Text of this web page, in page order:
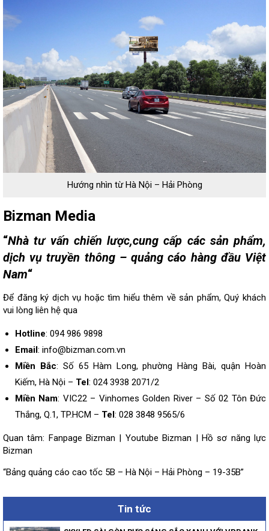
Hướng nhìn từ Hà Nội – Hải Phòng
Bizman Media
“Nhà tư vấn chiến lược,cung cấp các sản phẩm,
dịch vụ truyền thông – quảng cáo hàng đầu Việt
Nam“
Để đăng ký dịch vụ hoặc tìm hiểu thêm về sản phẩm, Quý khách
vui lòng liên hệ qua
Hotline: 094 986 9898
Email: info@bizman.com.vn
Miền Bắc: Số 65 Hàm Long, phường Hàng Bài, quận Hoàn
Kiếm, Hà Nội – Tel: 024 3938 2071/2
Miền Nam: VIC22 – Vinhomes Golden River – Số 02 Tôn Đức
Thắng, Q.1, TP.HCM – Tel: 028 3848 9565/6
Quan tâm: Fanpage Bizman | Youtube Bizman | Hồ sơ năng lực
Bizman
“Bảng quảng cáo cao tốc 5B – Hà Nội – Hải Phòng – 19-35B”
Tin tức